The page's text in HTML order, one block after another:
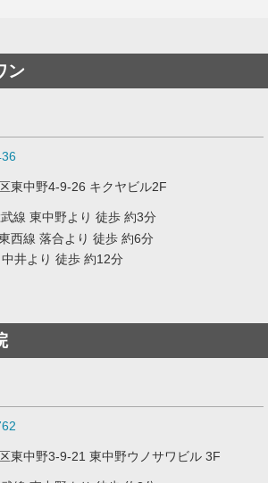
ン
東中野4-9-26 キクヤビル2F
線 東中野より 徒歩 約3分
西線 落合より 徒歩 約6分
井より 徒歩 約12分
東中野3-9-21 東中野ウノサワビル 3F